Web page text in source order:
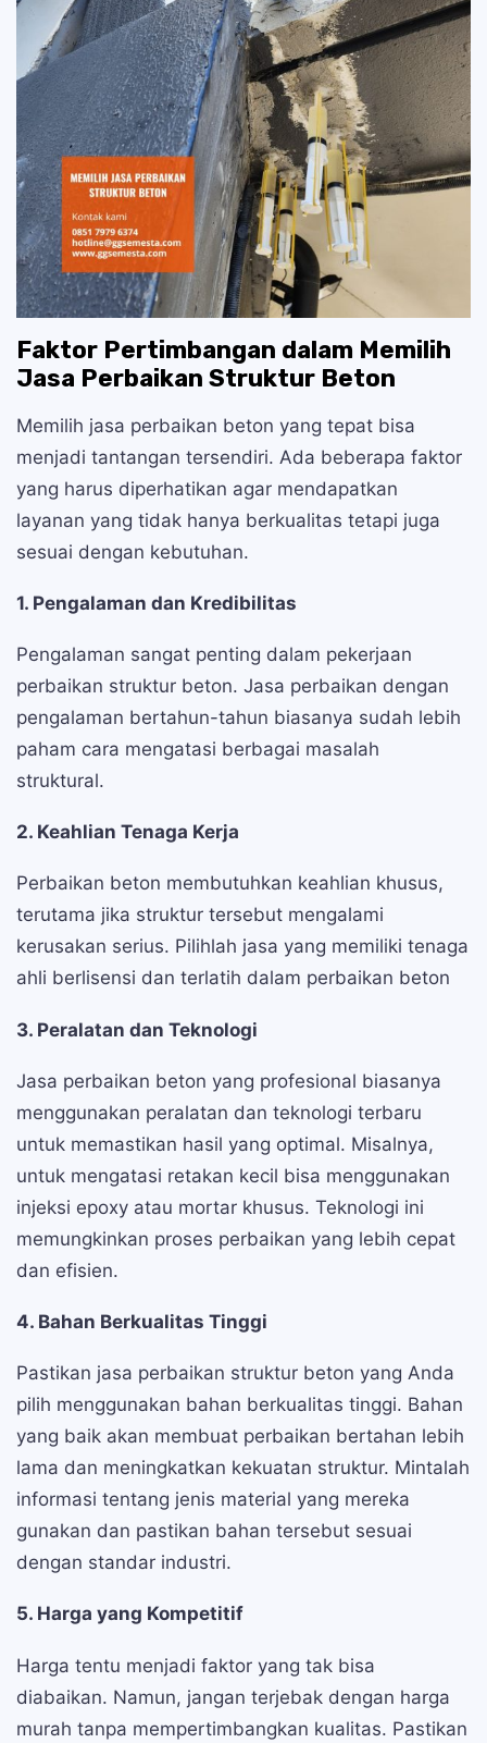
Faktor Pertimbangan dalam Memilih
Jasa Perbaikan Struktur Beton
Memilih jasa perbaikan beton yang tepat bisa
menjadi tantangan tersendiri. Ada beberapa faktor
yang harus diperhatikan agar mendapatkan
layanan yang tidak hanya berkualitas tetapi juga
sesuai dengan kebutuhan.
1. Pengalaman dan Kredibilitas
Pengalaman sangat penting dalam pekerjaan
perbaikan struktur beton. Jasa perbaikan dengan
pengalaman bertahun-tahun biasanya sudah lebih
paham cara mengatasi berbagai masalah
struktural.
2. Keahlian Tenaga Kerja
Perbaikan beton membutuhkan keahlian khusus,
terutama jika struktur tersebut mengalami
kerusakan serius. Pilihlah jasa yang memiliki tenaga
ahli berlisensi dan terlatih dalam perbaikan beton
3. Peralatan dan Teknologi
Jasa perbaikan beton yang profesional biasanya
menggunakan peralatan dan teknologi terbaru
untuk memastikan hasil yang optimal. Misalnya,
untuk mengatasi retakan kecil bisa menggunakan
injeksi epoxy atau mortar khusus. Teknologi ini
memungkinkan proses perbaikan yang lebih cepat
dan efisien.
4. Bahan Berkualitas Tinggi
Pastikan jasa perbaikan struktur beton yang Anda
pilih menggunakan bahan berkualitas tinggi. Bahan
yang baik akan membuat perbaikan bertahan lebih
lama dan meningkatkan kekuatan struktur. Mintalah
informasi tentang jenis material yang mereka
gunakan dan pastikan bahan tersebut sesuai
dengan standar industri.
5. Harga yang Kompetitif
Harga tentu menjadi faktor yang tak bisa
diabaikan. Namun, jangan terjebak dengan harga
murah tanpa mempertimbangkan kualitas. Pastikan